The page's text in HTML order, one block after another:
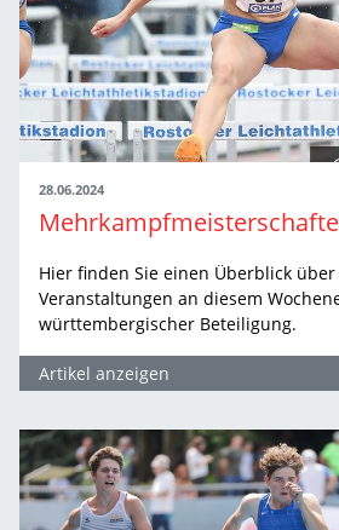
28.06.2024
Hier finden Sie einen Überblick
Veranstaltungen an diesem
württembergischer Beteiligung.
Artikel anzeigen